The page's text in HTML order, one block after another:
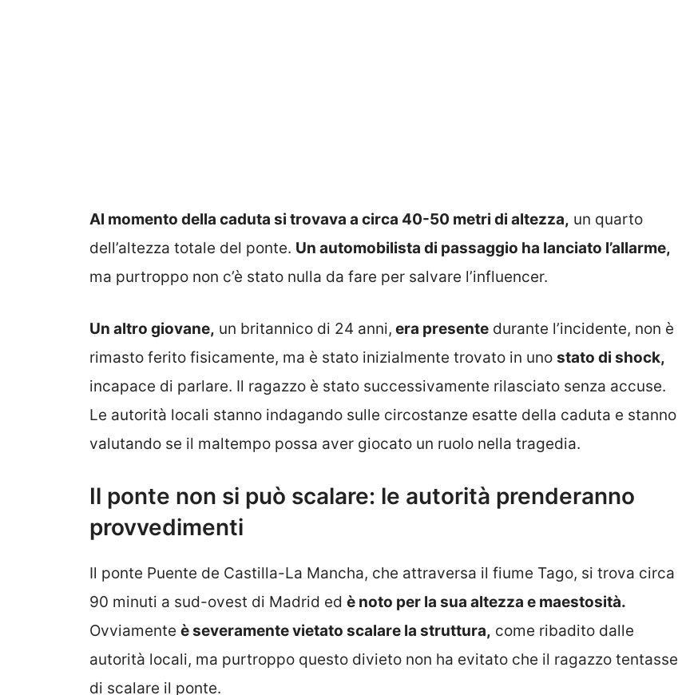
Al momento della caduta si trovava a circa 40-50 metri di altezza, un quarto
dell’altezza totale del ponte. Un automobilista di passaggio ha lanciato l’allarme,
ma purtroppo non c’è stato nulla da fare per salvare l’influencer.
Un altro giovane, un britannico di 24 anni, era presente durante l’incidente, non è
rimasto ferito fisicamente, ma è stato inizialmente trovato in uno stato di shock,
incapace di parlare. Il ragazzo è stato successivamente rilasciato senza accuse.
Le autorità locali stanno indagando sulle circostanze esatte della caduta e stanno
valutando se il maltempo possa aver giocato un ruolo nella tragedia.
Il ponte non si può scalare: le autorità prenderanno
provvedimenti
Il ponte Puente de Castilla-La Mancha, che attraversa il fiume Tago, si trova circa
90 minuti a sud-ovest di Madrid ed è noto per la sua altezza e maestosità.
Ovviamente è severamente vietato scalare la struttura, come ribadito dalle
autorità locali, ma purtroppo questo divieto non ha evitato che il ragazzo tentasse
di scalare il ponte.